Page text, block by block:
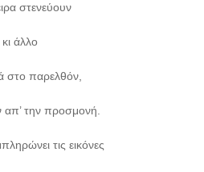
στενεύουν
κι άλλο
στο παρελθόν,
απ’ την προσμονή.
τις εικόνες